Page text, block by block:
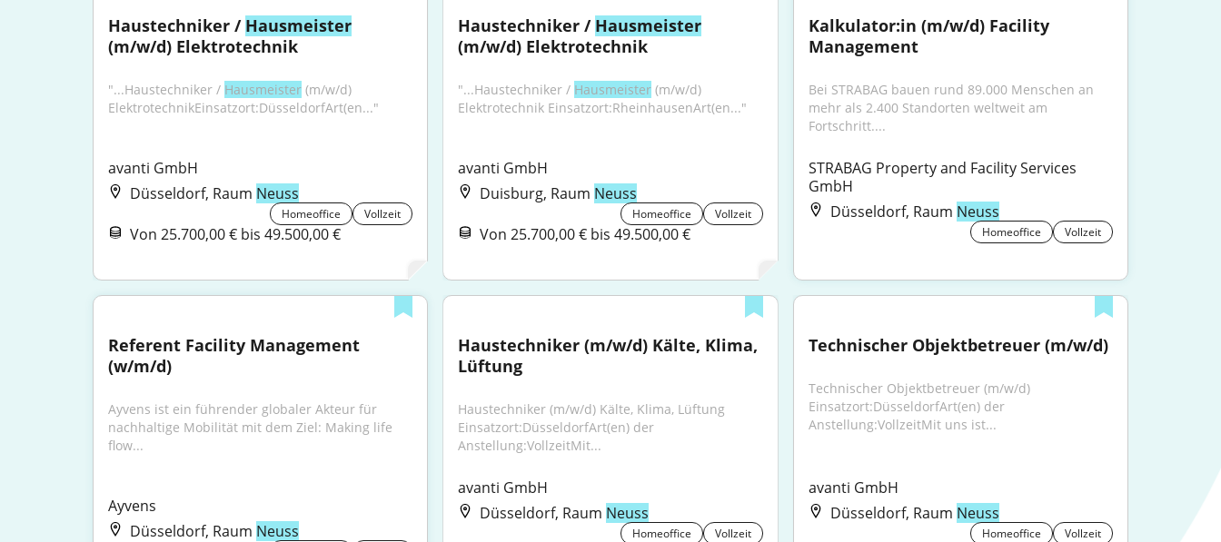
Haustechniker / Hausmeister
(m/w/d) Elektrotechnik
"...Haustechniker / Hausmeister (m/w/d)
ElektrotechnikEinsatzort:DüsseldorfArt(en..."
avanti GmbH
Düsseldorf, Raum Neuss
Homeoffice Vollzeit
Von 25.700,00 € bis 49.500,00 €
Haustechniker / Hausmeister
(m/w/d) Elektrotechnik
"...Haustechniker / Hausmeister (m/w/d)
Elektrotechnik Einsatzort:RheinhausenArt(en..."
avanti GmbH
Duisburg, Raum Neuss
Homeoffice Vollzeit
Von 25.700,00 € bis 49.500,00 €
Kalkulator:in (m/w/d) Facility
Management
Bei STRABAG bauen rund 89.000 Menschen an
mehr als 2.400 Standorten weltweit am
Fortschritt....
STRABAG Property and Facility Services
GmbH
Düsseldorf, Raum Neuss
Homeoffice Vollzeit
Referent Facility Management
(w/m/d)
Ayvens ist ein führender globaler Akteur für
nachhaltige Mobilität mit dem Ziel: Making life
flow...
Ayvens
Düsseldorf, Raum Neuss
Haustechniker (m/w/d) Kälte, Klima,
Lüftung
Haustechniker (m/w/d) Kälte, Klima, Lüftung
Einsatzort:DüsseldorfArt(en) der
Anstellung:VollzeitMit...
avanti GmbH
Düsseldorf, Raum Neuss
Homeoffice Vollzeit
Technischer Objektbetreuer (m/w/d)
Technischer Objektbetreuer (m/w/d)
Einsatzort:DüsseldorfArt(en) der
Anstellung:VollzeitMit uns ist...
avanti GmbH
Düsseldorf, Raum Neuss
Homeoffice Vollzeit